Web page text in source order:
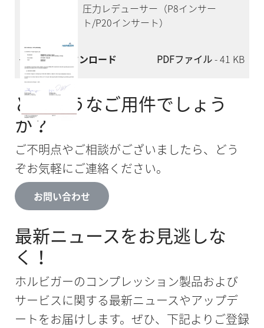
圧力レデューサー（P8インサー
ト/P20インサート）
今すぐダウンロード PDFファイル- 41 KB
どのようなご用件でしょう
か？
ご不明点やご相談がございましたら、どう
ぞお気軽にご連絡ください。
お問い合わせ
最新ニュースをお見逃しな
く！
ホルビガーのコンプレッション製品および
サービスに関する最新ニュースやアップデ
ートをお届けします。ぜひ、下記よりご登録